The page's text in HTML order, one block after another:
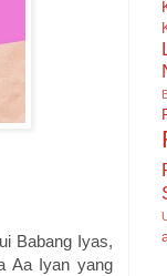
Babang Iyas,
Aa Iyan yang